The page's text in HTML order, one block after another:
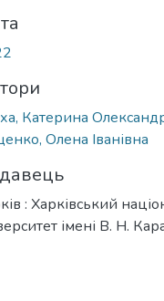
Катерина
Олена Іванівна
: Харківський
імені В. Н.